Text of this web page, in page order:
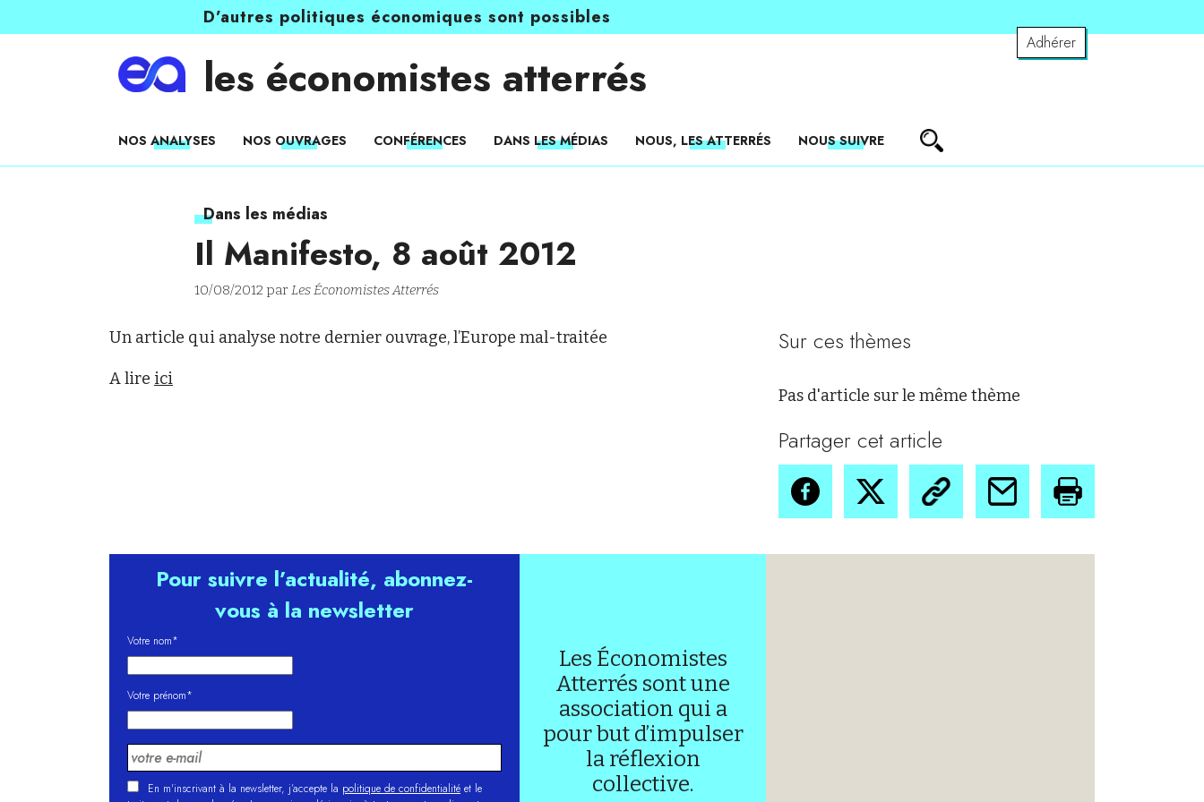
D’autres politiques économiques sont possibles
Adhérer
les économistes atterrés
NOS ANALYSES NOS OUVRAGES CONFÉRENCES DANS LES MÉDIAS NOUS, LES ATTERRÉS NOUS SUIVRE
Dans les médias
Il Manifesto, 8 août 2012
10/08/2012 parLes Économistes Atterrés
Un article qui analyse notre dernier ouvrage, l’Europe mal-traitée
A lire ici
Sur ces thèmes
Pas d'article sur le même thème
Partager cet article
Pour suivre l’actualité, abonnez-
vous à la newsletter
Votre nom*
Votre prénom*
En m'inscrivant à la newsletter, j’accepte la politique de confidentialité et le
Les Économistes
Atterrés sont une
association qui a
pour but d’impulser
la réflexion
collective.